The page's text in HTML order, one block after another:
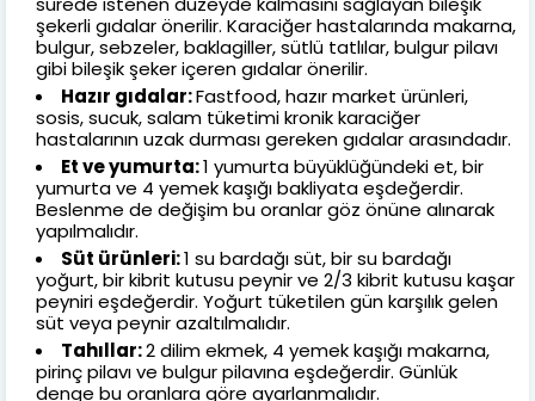
şekerli gıdalar önerilir. Karaciğer hastalarında makarna,
bulgur, sebzeler, baklagiller, sütlü tatlılar, bulgur pilavı
gibi bileşik şeker içeren gıdalar önerilir.
Hazır gıdalar:Fastfood, hazır market ürünleri,
sosis, sucuk, salam tüketimi kronik karaciğer
hastalarının uzak durması gereken gıdalar arasındadır.
Et ve yumurta:1 yumurta büyüklüğündeki et, bir
yumurta ve 4 yemek kaşığı bakliyata eşdeğerdir.
Beslenme de değişim bu oranlar göz önüne alınarak
yapılmalıdır.
Süt ürünleri:1 su bardağı süt, bir su bardağı
yoğurt, bir kibrit kutusu peynir ve 2/3 kibrit kutusu kaşar
peyniri eşdeğerdir. Yoğurt tüketilen gün karşılık gelen
süt veya peynir azaltılmalıdır.
Tahıllar:2 dilim ekmek, 4 yemek kaşığı makarna,
pirinç pilavı ve bulgur pilavına eşdeğerdir. Günlük
denge bu oranlara göre ayarlanmalıdır.